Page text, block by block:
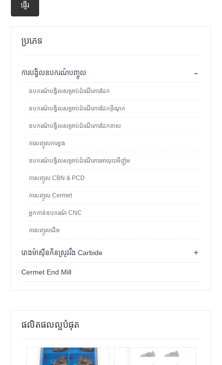
ផ្ញើរ
ប្រភេទ
-
ការបង្វិលឧបករណ៍បញ្ចូល
ឧបករណ៍បង្វិលសម្រាប់ដំណើរការដែក
ឧបករណ៍បង្វិលសម្រាប់ដំណើរការដែកអ៊ីណុក
ឧបករណ៍បង្វិលសម្រាប់ដំណើរការដែកខាស
ការបញ្ចូលការខួង
ឧបករណ៍បង្វិលសម្រាប់ដំណើរការអាលុយមីញ៉ូម
ការបញ្ចូល CBN & PCD
ការបញ្ចូល Cermet
អ្នកកាន់ឧបករណ៍ CNC
ការបញ្ចូលដើម
+
រោងម៉ាស៊ីនកិនស្រូវរឹង Carbide
Cermet End Mill
ផលិតផលល្អបំផុត